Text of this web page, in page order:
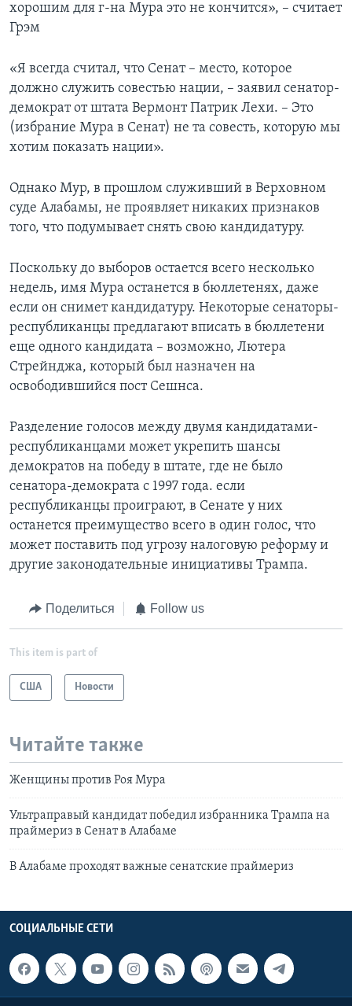
хорошим для г-на Мура это не кончится», – считает
Грэм
«Я всегда считал, что Сенат – место, которое
должно служить совестью нации, – заявил сенатор-
демократ от штата Вермонт Патрик Лехи. – Это
(избрание Мура в Сенат) не та совесть, которую мы
хотим показать нации».
Однако Мур, в прошлом служивший в Верховном
суде Алабамы, не проявляет никаких признаков
того, что подумывает снять свою кандидатуру.
Поскольку до выборов остается всего несколько
недель, имя Мура останется в бюллетенях, даже
если он снимет кандидатуру. Некоторые сенаторы-
республиканцы предлагают вписать в бюллетени
еще одного кандидата – возможно, Лютера
Стрейнджа, который был назначен на
освободившийся пост Сешнса.
Разделение голосов между двумя кандидатами-
республиканцами может укрепить шансы
демократов на победу в штате, где не было
сенатора-демократа с 1997 года. если
республиканцы проиграют, в Сенате у них
останется преимущество всего в один голос, что
может поставить под угрозу налоговую реформу и
другие законодательные инициативы Трампа.
Поделиться Follow us
This item is part of
США Новости
Читайте также
Женщины против Роя Мура
Ультраправый кандидат победил избранника Трампа на
праймериз в Сенат в Алабаме
В Алабаме проходят важные сенатские праймериз
СОЦИАЛЬНЫЕ СЕТИ